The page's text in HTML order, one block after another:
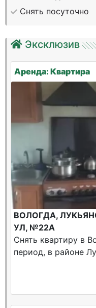
Снять посуточно
Эксклюзив
Аренда: Квартира
ВОЛОГДА,
УЛ, №22А
Снять квартиру в
период, в районе